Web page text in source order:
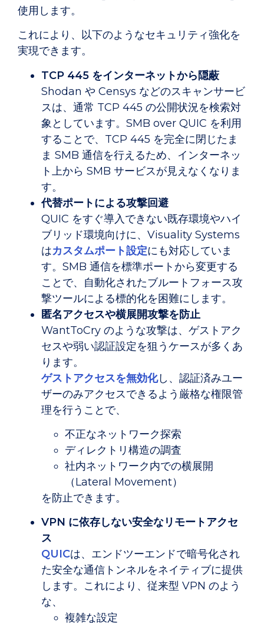
使用します。
これにより、以下のようなセキュリティ強化を
実現できます。
TCP 445 をインターネットから隠蔽
Shodan や Censys などのスキャンサービ
スは、通常 TCP 445 の公開状況を検索対
象としています。SMB over QUIC を利用
することで、TCP 445 を完全に閉じたま
ま SMB 通信を行えるため、インターネッ
ト上から SMB サービスが見えなくなりま
す。
代替ポートによる攻撃回避
QUIC をすぐ導入できない既存環境やハイ
ブリッド環境向けに、Visuality Systems
はカスタムポート設定にも対応していま
す。SMB 通信を標準ポートから変更する
ことで、自動化されたブルートフォース攻
撃ツールによる標的化を困難にします。
匿名アクセスや横展開攻撃を防止
WantToCry のような攻撃は、ゲストアク
セスや弱い認証設定を狙うケースが多くあ
ります。
ゲストアクセスを無効化し、認証済みユー
ザーのみアクセスできるよう厳格な権限管
理を行うことで、
不正なネットワーク探索
ディレクトリ構造の調査
社内ネットワーク内での横展開
（Lateral Movement）
を防止できます。
VPN に依存しない安全なリモートアクセ
ス
QUICは、エンドツーエンドで暗号化され
た安全な通信トンネルをネイティブに提供
します。これにより、従来型 VPN のよう
な、
複雑な設定